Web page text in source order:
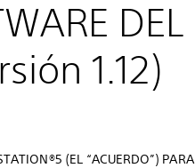
DEL
1.12)
(EL “ACUERDO”) PARA